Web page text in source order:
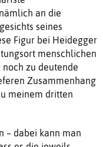
an die
seines
Figur bei Heidegger
menschlichen
noch zu deutende
Zusammenhang
meinem dritten
– dabei kann man